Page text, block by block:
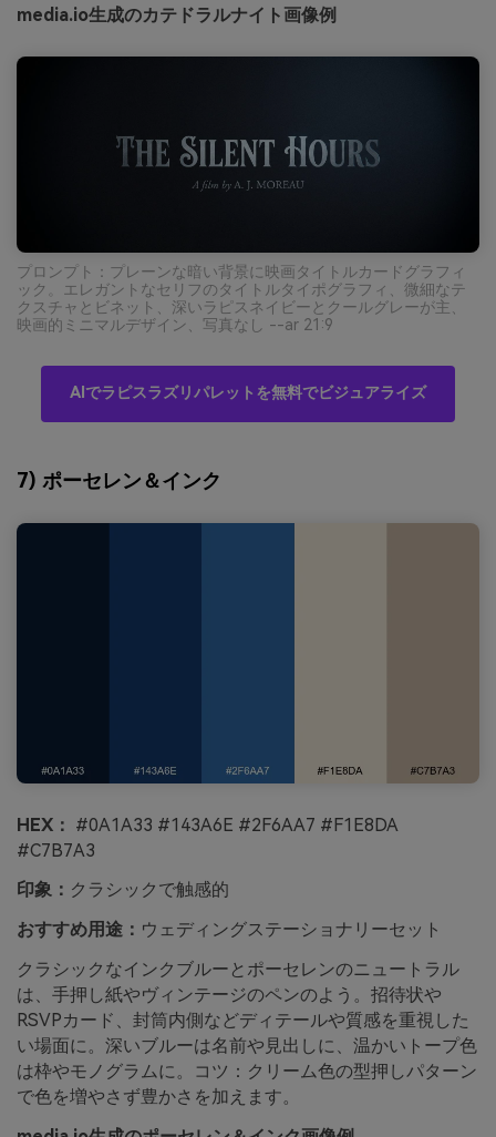
media.io生成のカテドラルナイト画像例
プロンプト：プレーンな暗い背景に映画タイトルカードグラフィ
ック。エレガントなセリフのタイトルタイポグラフィ、微細なテ
クスチャとビネット、深いラピスネイビーとクールグレーが主、
映画的ミニマルデザイン、写真なし --ar 21:9
AIでラピスラズリパレットを無料でビジュアライズ
7) ポーセレン＆インク
HEX： #0A1A33 #143A6E #2F6AA7 #F1E8DA
#C7B7A3
印象： クラシックで触感的
おすすめ用途： ウェディングステーショナリーセット
クラシックなインクブルーとポーセレンのニュートラル
は、手押し紙やヴィンテージのペンのよう。招待状や
RSVPカード、封筒内側などディテールや質感を重視した
い場面に。深いブルーは名前や見出しに、温かいトープ色
は枠やモノグラムに。コツ：クリーム色の型押しパターン
で色を増やさず豊かさを加えます。